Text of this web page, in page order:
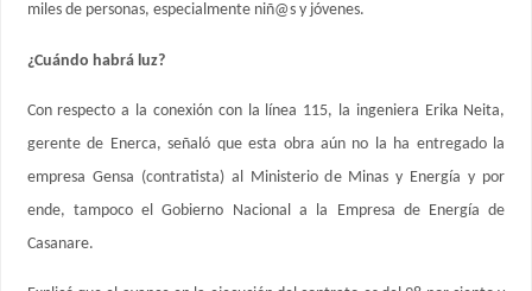
miles de personas, especialmente niñ@s y jóvenes.
¿Cuándo habrá luz?
Con respecto a la conexión con la línea 115, la ingeniera Erika Neita,
gerente de Enerca, señaló que esta obra aún no la ha entregado la
empresa Gensa (contratista) al Ministerio de Minas y Energía y por
ende, tampoco el Gobierno Nacional a la Empresa de Energía de
Casanare.